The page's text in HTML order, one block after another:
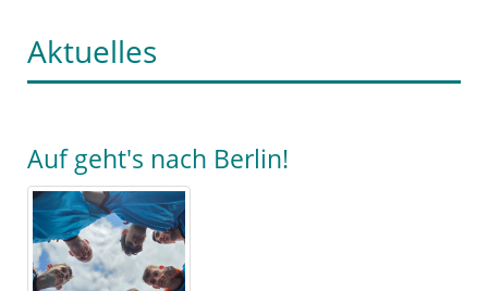
Aktuelles
Auf geht's nach Berlin!